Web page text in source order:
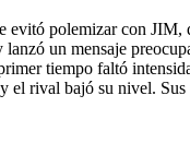
polemizar con JIM,
un mensaje
tiempo faltó
el rival bajó su nivel.